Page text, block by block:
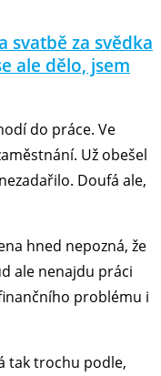
svatbě za svědka
ale dělo, jsem
do práce. Ve
Už obešel
Doufá ale,
hned nepozná, že
ale nenajdu práci
problému i
tak trochu podle,